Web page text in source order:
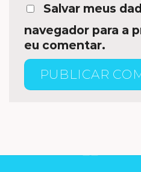
Salvar meus
navegador para a
eu comentar.